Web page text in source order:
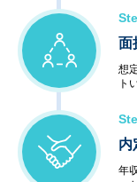
面
想
ト
内
年